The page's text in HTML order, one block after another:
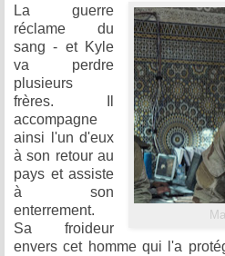
La guerre
réclame du
sang - et Kyle
va perdre
plusieurs
frères. Il
accompagne
ainsi l'un d'eux
à son retour au
pays et assiste
à son
enterrement.
Sa froideur
envers cet homme qui l'a